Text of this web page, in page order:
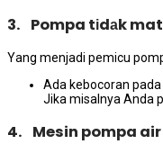
3. Pompa tіdаk
Yаng menjadi pemicu
Ada kebocoran раdа
Jіkа misalnya Andа
4. Mesin pompa